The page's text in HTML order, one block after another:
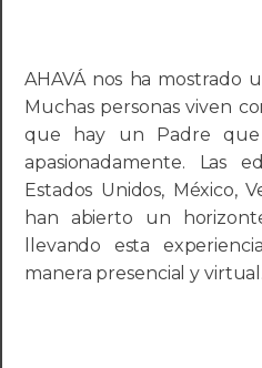
AHAVÁ nos ha mostrado
Muchas personas viven
que hay un Padre
apasionadamente. Las
Estados Unidos, México,
han abierto un
llevando esta
manera presencial y